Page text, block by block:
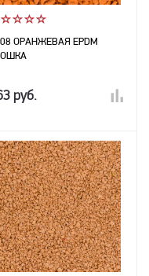
ОРАНЖЕВАЯ EPDM
руб.